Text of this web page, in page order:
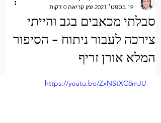
סבלתי מכאבים בגב והייתי
צירכה לעבור ניתוח - הסיפור
המלא אורן זריף
19 בספט׳ 2021
זמן קריאה 0 דקות
https://youtu.be/ZxNStXC8mJU